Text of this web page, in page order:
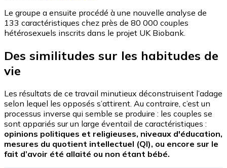
Le groupe a ensuite procédé à une nouvelle analyse de
133 caractéristiques chez près de 80 000 couples
hétérosexuels inscrits dans le projet UK Biobank.
Des similitudes sur les habitudes de
vie
Les résultats de ce travail minutieux déconstruisent l’adage
selon lequel les opposés s’attirent. Au contraire, c’est un
processus inverse qui semble se produire : les couples se
sont appariés sur un large éventail de caractéristiques :
opinions politiques et religieuses, niveaux d'éducation,
mesures du quotient intellectuel (QI), ou encore sur le
fait d’avoir été allaité ou non étant bébé.